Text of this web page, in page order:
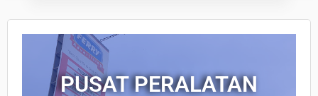
PUSAT PERALATAN